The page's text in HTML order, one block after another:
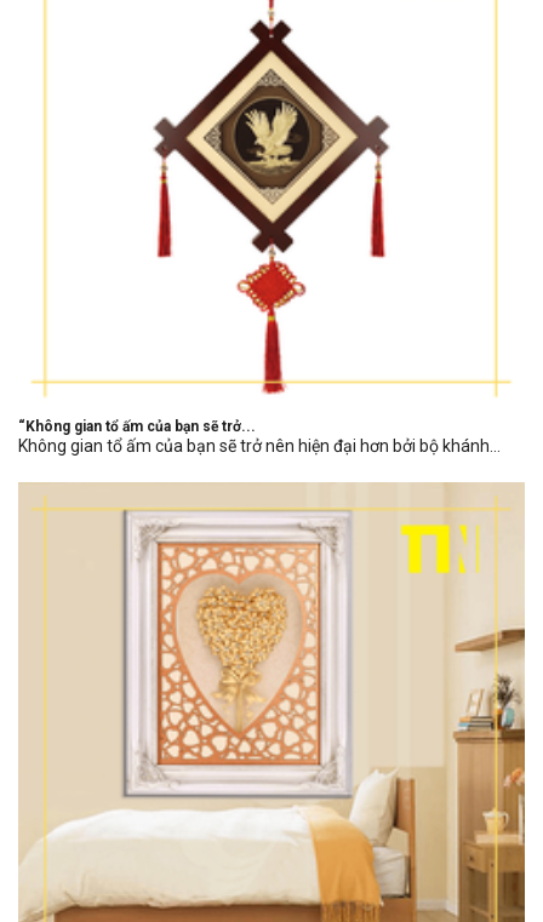
“Không gian tổ ấm của bạn sẽ trở...
Không gian tổ ấm của bạn sẽ trở nên hiện đại hơn bởi bộ khánh...